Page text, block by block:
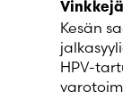
Kesän
HPV-